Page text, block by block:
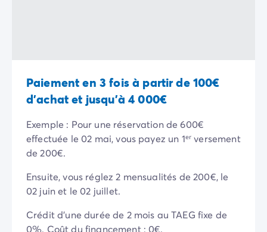
Camping Cassis
Camping Marseille
Camping Fréjus
Camping Hyères les Palmiers
Camping Lavandou
Camping Port Grimaud
Camping Saint-Raphaël
Camping Saint-Tropez
Camping Vaucluse
Camping Avignon
Paiement en 3 fois à partir de 100€
d'achat et jusqu'à 4 000€
Exemple : Pour une réservation de 600€
effectuée le 02 mai, vous payez un 1ᵉʳ versement
de 200€.
Ensuite, vous réglez 2 mensualités de 200€, le
02 juin et le 02 juillet.
Crédit d'une durée de 2 mois au TAEG fixe de
0%. Coût du financement : 0€.